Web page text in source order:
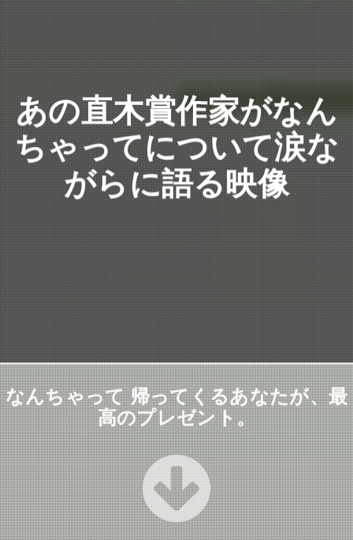
あの直木賞作家がなん
ちゃってについて涙な
がらに語る映像
なんちゃって 帰ってくるあなたが、最
高のプレゼント。